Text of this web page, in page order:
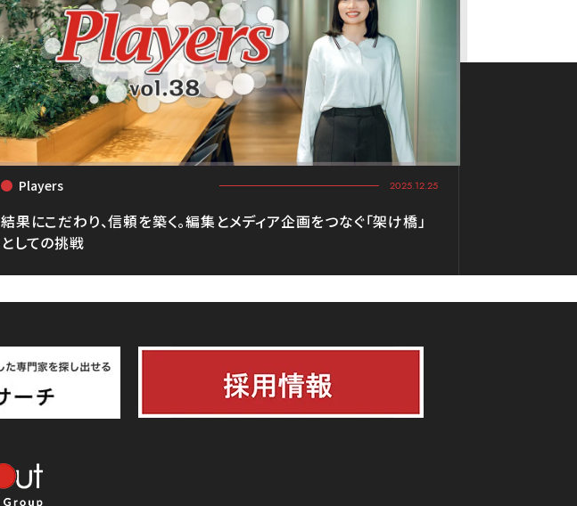
Players 2025.12.25
結果にこだわり、信頼を築く。編集とメディア企画をつなぐ「架け橋」
としての挑戦